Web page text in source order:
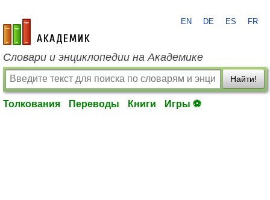
academic.ru
EN DE ES FR
Словари и энциклопедии на Академике
Найти!
Толкования Переводы Книги Игры ⚽